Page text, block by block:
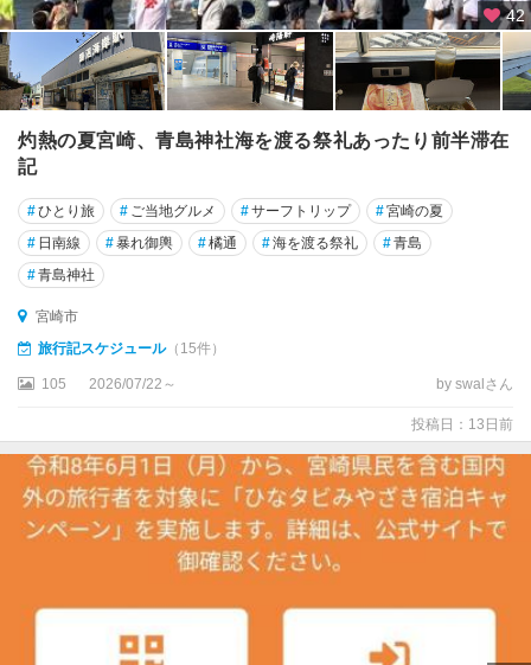
42
灼熱の夏宮崎、青島神社海を渡る祭礼あったり前半滞在
記
#ひとり旅 # ご当地グルメ #サーフトリップ #宮崎の夏
# 日南線 #暴れ御輿 #橘通 #海を渡る祭礼 #青島
#青島神社
宮崎市
旅行記スケジュール（15件）
105 2026/07/22～ by swalさん
投稿日：13日前